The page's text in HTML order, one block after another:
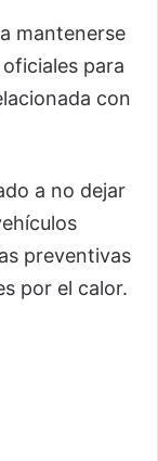
mantenerse
para
con
a no dejar
preventivas
por el calor.